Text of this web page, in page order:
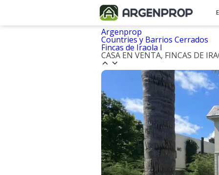
Argenprop
Countries y Barrios Cerrados
Fincas de Iraola I
CASA EN VENTA, FINCAS DE